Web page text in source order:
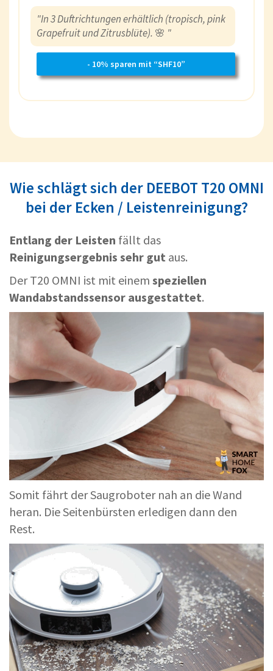
"In 3 Duftrichtungen erhältlich (tropisch, pink
Grapefruit und Zitrusblüte). 🌸 "
- 10% sparen mit “SHF10”
Wie schlägt sich der DEEBOT T20 OMNI
bei der Ecken / Leistenreinigung?
Entlang der Leisten fällt das
Reinigungsergebnis sehr gut aus.
Der T20 OMNI ist mit einem speziellen
Wandabstandssensor ausgestattet.
Somit fährt der Saugroboter nah an die Wand
heran. Die Seitenbürsten erledigen dann den
Rest.